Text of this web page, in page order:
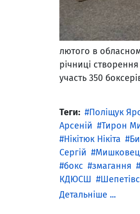
лютого в
річниці
участь 350
Теги: Поліщук
Арсеній
Тирон
Нікітюк Нікіта
Сергій
бокс
змагання
КДЮСШ
Детальніше ...